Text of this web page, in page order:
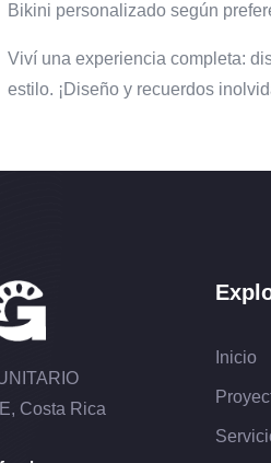
Bikini personalizado según
Viví una experiencia completa:
estilo. ¡Diseño y recuerdos
Costa Rica
Inicio